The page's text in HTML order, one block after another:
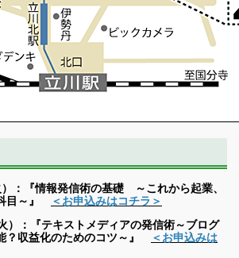
：『情報発信術の基礎 ～これから起業、
目～』
＜お申込みはコチラ＞
）：『テキストメディアの発信術～ブログ
？収益化のためのコツ～』
＜お申込みは